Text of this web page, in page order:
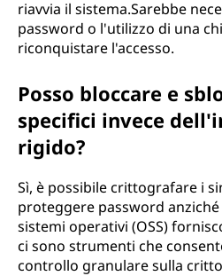
riavvia il sistema.Sarebbe
password o l'utilizzo di una
riconquistare l'accesso.
Posso bloccare e
specifici invece
rigido?
Sì, è possibile crittografare i
proteggere password
sistemi operativi (OSS)
ci sono strumenti che
controllo granulare sulla